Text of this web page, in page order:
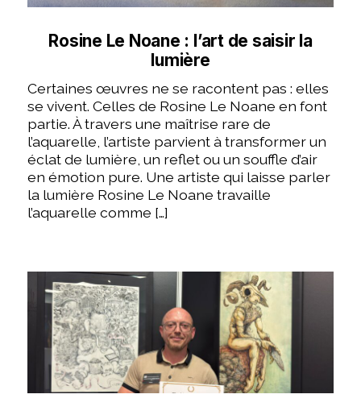
Rosine Le Noane : l’art de saisir la
lumière
Certaines œuvres ne se racontent pas : elles
se vivent. Celles de Rosine Le Noane en font
partie. À travers une maîtrise rare de
l’aquarelle, l’artiste parvient à transformer un
éclat de lumière, un reflet ou un souffle d’air
en émotion pure. Une artiste qui laisse parler
la lumière Rosine Le Noane travaille
l’aquarelle comme […]